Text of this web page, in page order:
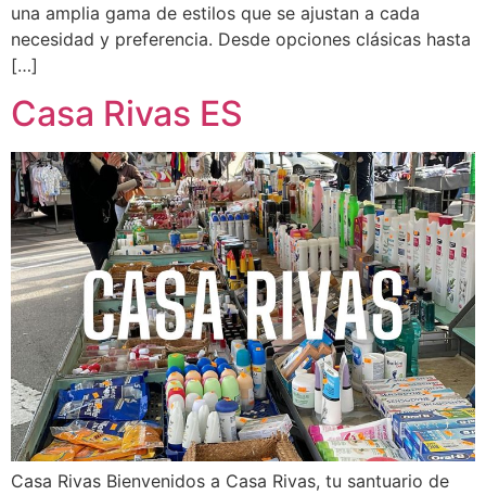
una amplia gama de estilos que se ajustan a cada
necesidad y preferencia. Desde opciones clásicas hasta
[…]
Casa Rivas ES
Casa Rivas Bienvenidos a Casa Rivas, tu santuario de